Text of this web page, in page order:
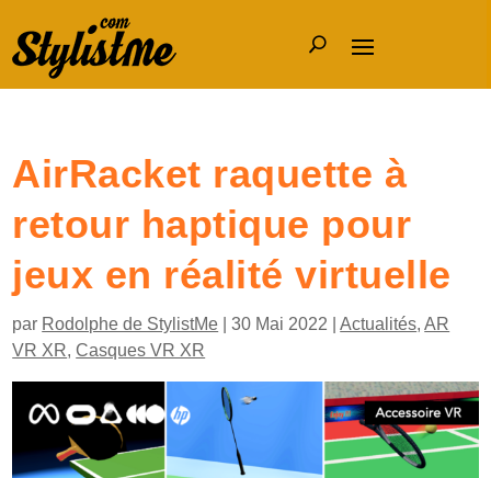
AirRacket raquette à
retour haptique pour
jeux en réalité virtuelle
par Rodolphe de StylistMe |30 Mai 2022 |Actualités,AR
VR XR,Casques VR XR